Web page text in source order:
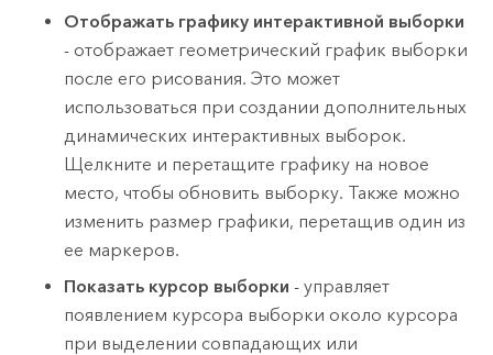
Отображать графику интерактивной выборки
- отображает геометрический график выборки
после его рисования. Это может
использоваться при создании дополнительных
динамических интерактивных выборок.
Щелкните и перетащите графику на новое
место, чтобы обновить выборку. Также можно
изменить размер графики, перетащив один из
ее маркеров.
Показать курсор выборки - управляет
появлением курсора выборки около курсора
при выделении совпадающих или